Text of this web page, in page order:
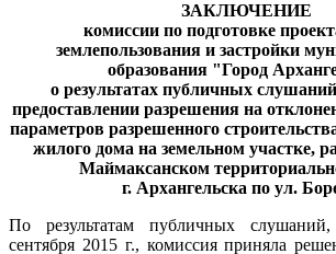
ЗАКЛЮЧЕНИЕ
комиссии по подготовке
землепользования и застройки
образования "Город
о результатах публичных слушаний
предоставлении разрешения на
параметров разрешенного
жилого дома на земельном участке,
Маймаксанском
г. Архангельска по ул.
По результатам публичных
сентября 2015 г., комиссия приняла